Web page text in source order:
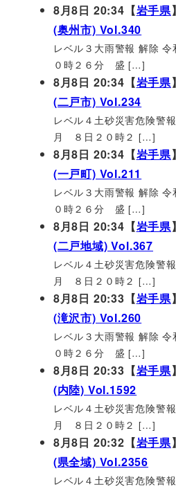
8月8日 20:34【岩手県
(奥州市) Vol.340
レベル３大雨警報 解除
０時２６分 盛 […]
8月8日 20:34【岩手県
(二戸市) Vol.234
レベル４土砂災害危険警
月 ８日２０時２ […]
8月8日 20:34【岩手県
(一戸町) Vol.211
レベル３大雨警報 解除
０時２６分 盛 […]
8月8日 20:34【岩手県
(二戸地域) Vol.367
レベル４土砂災害危険警
月 ８日２０時２ […]
8月8日 20:33【岩手県
(滝沢市) Vol.260
レベル３大雨警報 解除
０時２６分 盛 […]
8月8日 20:33【岩手県
(内陸) Vol.1592
レベル４土砂災害危険警
月 ８日２０時２ […]
8月8日 20:32【岩手県
(県全域) Vol.2356
レベル４土砂災害危険警